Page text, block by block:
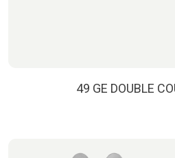
49 GE DOUBLE